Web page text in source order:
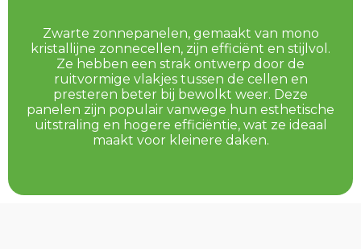
Zwarte zonnepanelen, gemaakt van mono
kristallijne zonnecellen, zijn efficiënt en stijlvol.
Ze hebben een strak ontwerp door de
ruitvormige vlakjes tussen de cellen en
presteren beter bij bewolkt weer. Deze
panelen zijn populair vanwege hun esthetische
uitstraling en hogere efficiëntie, wat ze ideaal
maakt voor kleinere daken.